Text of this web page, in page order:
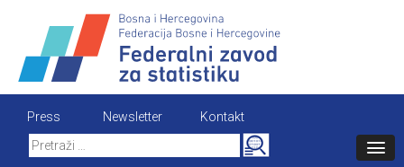
content
Press Newsletter
Kontakt
Search
for: